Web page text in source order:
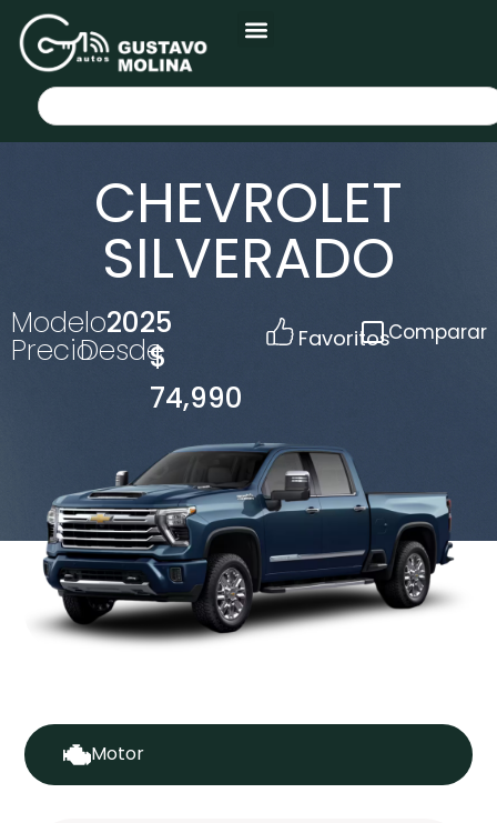
CHEVROLET
SILVERADO
Modelo2025
PrecioDesde
$
74,990
FavoritosComparar
Motor